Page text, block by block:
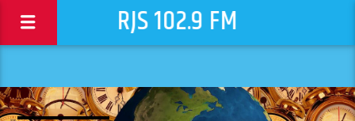
RJS 102.9 FM